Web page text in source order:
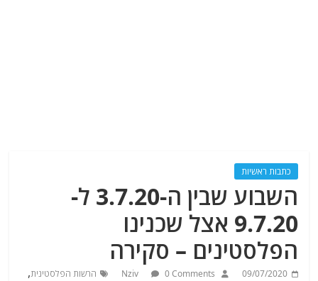
כתבות ראשיות
השבוע שבין ה-3.7.20 ל-
9.7.20 אצל שכנינו
הפלסטינים – סקירה
09/07/2020
Nziv 0 Comments הרשות הפלסטינית,